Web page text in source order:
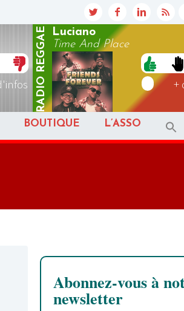
RADIO
REGGAE
Luciano
Time And Place
+
BOUTIQUE L’ASSO
Abonnez-vous à
newsletter